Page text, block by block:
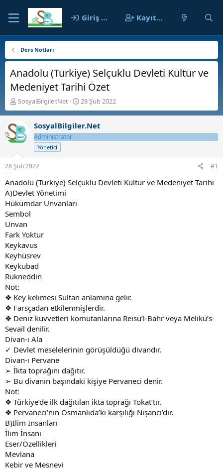
Giriş yap Kayıt ol
Ders Notları
Anadolu (Türkiye) Selçuklu Devleti Kültür ve
Medeniyet Tarihi Özet
K
o
n
b
u
y
u
b
a
ş
l
a
t
a
n
SosyalBilgiler.Net
B
a
ş
l
ç
t
a
28 Şub 2022
SosyalBilgiler.Net
Administrator
Yönetici
28 Şub 2022 #1
Anadolu (Türkiye) Selçuklu Devleti Kültür ve Medeniyet Tarihi
A)Devlet Yönetimi
Hükümdar Unvanları
Sembol
Unvan
Fark Yoktur
Keykavus
Keyhüsrev
Keykubad
Rükneddin
Not:
❖ Key kelimesi Sultan anlamına gelir.
❖ Farsçadan etkilenmişlerdir.
❖ Deniz kuvvetleri komutanlarına Reisü’l-Bahr veya Melikü’s-
Sevail denilir.
Divan-ı Ala
✓ Devlet meselelerinin görüşüldüğü divandır.
Divan-ı Pervane
➢ İkta toprağını dağıtır.
➢ Bu divanın başındaki kişiye Pervaneci denir.
Not:
❖ Türkiye’de ilk dağıtılan ikta toprağı Tokat’tır.
❖ Pervaneci’nin Osmanlıda’ki karşılığı Nişancı’dır.
B)İlim İnsanları
İlim İnsanı
Eser/Özellikleri
Mevlana
Kebir ve Mesnevi